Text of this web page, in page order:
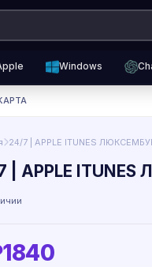
Windows
24/7 | APPLE ITUNES
| APPLE